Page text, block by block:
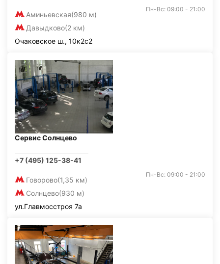
Аминьевская(980 м)
Давыдково(2 км)
Пн-Вс: 09:00 - 21:00
Очаковское ш., 10к2с2
Сервис Солнцево
+7 (495) 125-38-41
Говорово(1,35 км)
Солнцево(930 м)
Пн-Вс: 09:00 - 21:00
ул.Главмосстроя 7а